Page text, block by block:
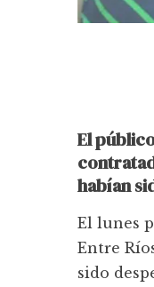
El
habían
El lunes
Entre
sido